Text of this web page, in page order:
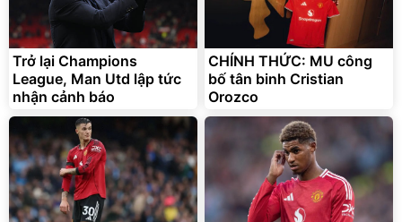
Bơm Lốp Kích Bình Ô Tô
V2 4in1 MEDICAR –
12.000mAh
2.690.000đ
1.335.100
Trở lại Champions
League, Man Utd lập tức
nhận cảnh báo
CHÍNH THỨC: MU công
bố tân binh Cristian
Orozco